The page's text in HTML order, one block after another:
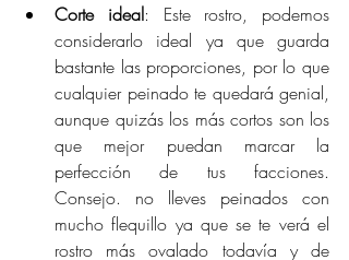
Corte ideal: Este rostro, podemos
considerarlo ideal ya que guarda
bastante las proporciones, por lo que
cualquier peinado te quedará genial,
aunque quizás los más cortos son los
que mejor puedan marcar la
perfección de tus facciones.
Consejo. no lleves peinados con
mucho flequillo ya que se te verá el
rostro más ovalado todavía y de